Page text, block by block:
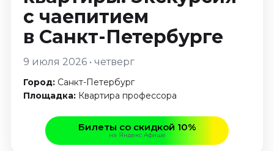
Январь 2027
Стендап
Сентябрь 2026
Октябрь 2026
Ноябрь 2026
Выставки
с чаепитием
в Санкт-Петербурге
9 июля 2026 • четверг
Город: Санкт-Петербург
Площадка: Квартира профессора
Билеты со скидкой 10%
на Яндекс Афише